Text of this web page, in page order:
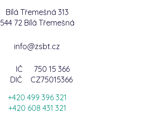
Bílá Třemešná 313
544 72 Bílá Třemešná
info@zsbt.cz
IČ
750 15 366
DIČ
CZ75015366
+420 499 396 321
+420 608 431 321